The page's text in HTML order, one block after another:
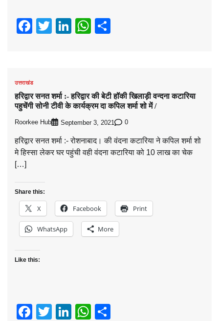
Facebook
TwitterLinkedIn
WhatsApp
उत्तराखंड
हरिद्वार सनत शर्मा :- हरिद्वार की बेटी हॉकी खिलाड़ी वन्दना कटारिया
पहुचेंगी सोनी टीवी के कार्यक्रम दा कपिल शर्मा शो में /
Roorkee Hub September 3, 2021 0
हरिद्वार सनत शर्मा :- रोशनाबाद। की वंदना कटारिया ने कपिल शर्मा शो
मे हिस्सा लेकर घर पहुंची वही वंदना कटारिया को 10 लाख का चेक
[…]
Share this:
X Facebook Print
WhatsApp More
Like this:
Facebook
TwitterLinkedIn
WhatsApp